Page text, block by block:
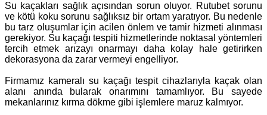
Su kaçakları sağlık açısından sorun oluyor. Rutubet sorunu
ve kötü koku sorunu sağlıksız bir ortam yaratıyor. Bu nedenle
bu tarz oluşumlar için acilen önlem ve tamir hizmeti alınması
gerekiyor. Su kaçağı tespiti hizmetlerinde noktasal yöntemleri
tercih etmek arızayı onarmayı daha kolay hale getirirken
dekorasyona da zarar vermeyi engelliyor.
Firmamız kameralı su kaçağı tespit cihazlarıyla kaçak olan
alanı anında bularak onarımını tamamlıyor. Bu sayede
mekanlarınız kırma dökme gibi işlemlere maruz kalmıyor.